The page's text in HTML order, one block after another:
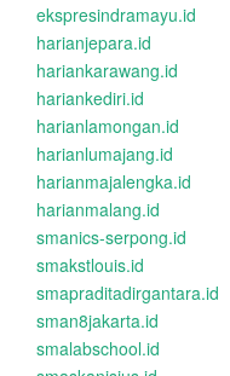
ekspresindramayu.id
harianjepara.id
hariankarawang.id
hariankediri.id
harianlamongan.id
harianlumajang.id
harianmajalengka.id
harianmalang.id
smanics-serpong.id
smakstlouis.id
smapraditadirgantara.id
sman8jakarta.id
smalabschool.id